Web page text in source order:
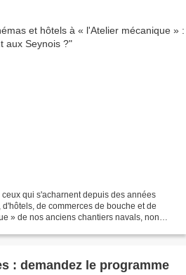
qui s'acharnent depuis des années
de commerces de bouche et de
» de nos anciens chantiers navals, non
: demandez le programme